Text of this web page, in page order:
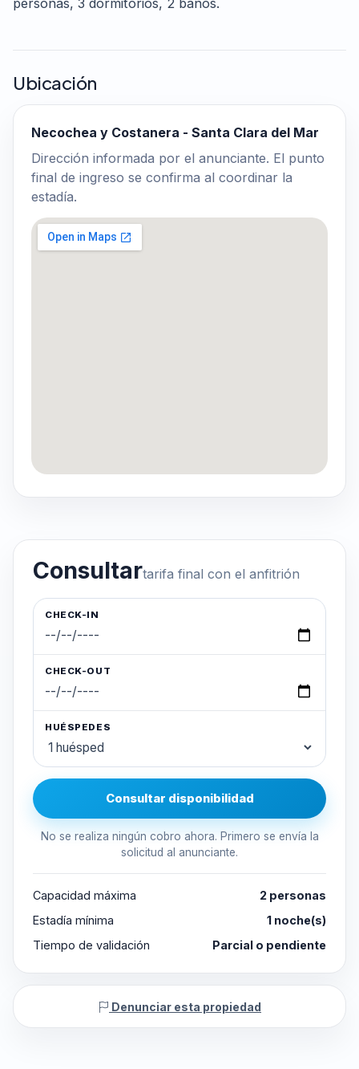
personas, 3 dormitorios, 2 baños.
Ubicación
Necochea y Costanera - Santa Clara del Mar
Dirección informada por el anunciante. El punto
final de ingreso se confirma al coordinar la
estadía.
Consultartarifa final con el anfitrión
CHECK-IN
CHECK-OUT
HUÉSPEDES
Consultar disponibilidad
No se realiza ningún cobro ahora. Primero se envía la
solicitud al anunciante.
Capacidad máxima
2 personas
Estadía mínima
1 noche(s)
Tiempo de validación
Parcial o pendiente
Denunciar esta propiedad